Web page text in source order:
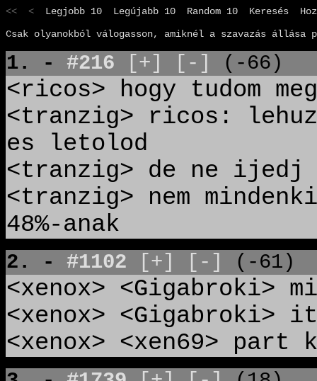
<< < Legjobb 10 Legújabb 10 Random 10 Keresés
Csak olyanokból válogasson, amiknél a szavazás
1. - #216 [+] [-] (-66)
<ricos> hogy tudom
<tranzig> ricos:
es letolod
<tranzig> de ne ijedj
<tranzig> nem
48%-anak
2. - #1102 [+] [-] (-61)
<xenox> <Gigabroki>
<xenox> <Gigabroki>
<xenox> <xen69> part